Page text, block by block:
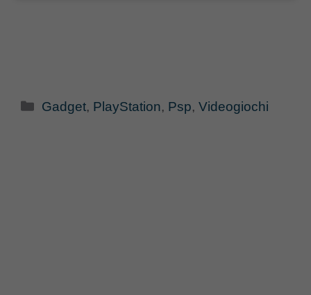
Categorie
Gadget, PlayStation, Psp,Videogiochi